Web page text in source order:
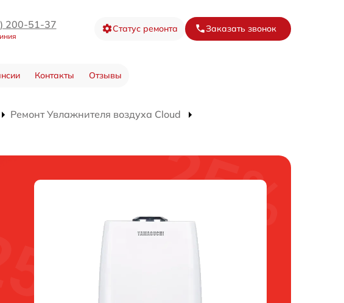
200-51-37 Статус ремонта Заказать звонок
Контакты Отзывы
Ремонт Увлажнителя воздуха Cloud